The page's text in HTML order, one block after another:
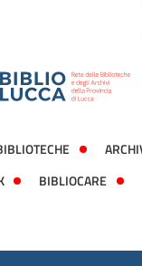
BIBLIOCARE